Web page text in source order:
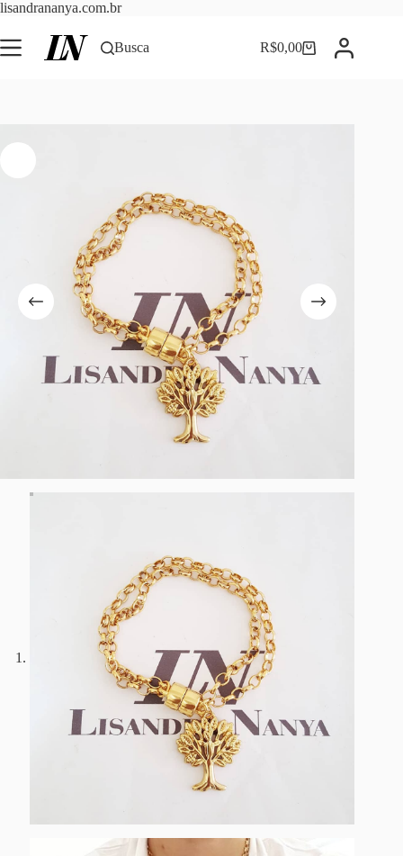
lisandrananya.com.brPular
o
conteúdo
Busca Carrinho
R$0,00